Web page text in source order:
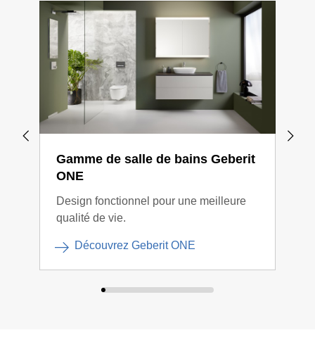
Gamme de salle de bains Geberit
ONE
Design fonctionnel pour une meilleure
qualité de vie.
Découvrez Geberit ONE